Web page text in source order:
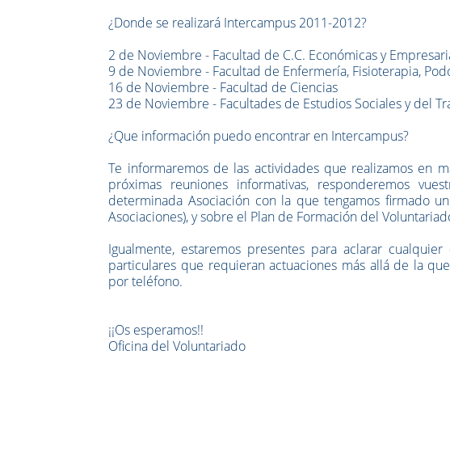
¿Donde se realizará Intercampus 2011-2012?
2 de Noviembre - Facultad de C.C. Económicas y
9 de Noviembre - Facultad de Enfermería, Fisioterapia,
16 de Noviembre - Facultad de Ciencias
23 de Noviembre - Facultades de Estudios Sociales y del
¿Que información puedo encontrar en Intercampus?
Te informaremos de las actividades que realizamos en
próximas reuniones informativas, responderemos
determinada Asociación con la que tengamos firmado
Asociaciones), y sobre el Plan de Formación del
Igualmente, estaremos presentes para aclarar
particulares que requieran actuaciones más allá de la
por teléfono.
¡¡Os esperamos!!
Oficina del Voluntariado